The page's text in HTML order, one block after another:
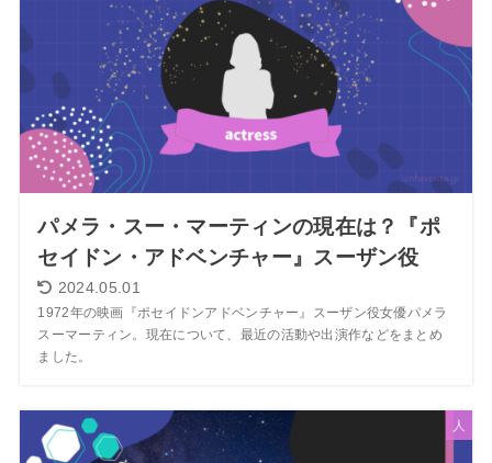
パメラ・スー・マーティンの現在は？『ポ
セイドン・アドベンチャー』スーザン役
2024.05.01
1972年の映画『ポセイドンアドベンチャー』スーザン役女優パメラ
スーマーティン。現在について、最近の活動や出演作などをまとめ
ました。
人